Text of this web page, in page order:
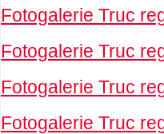
Fotogalerie Truc
Fotogalerie Truc
Fotogalerie Truc
Fotogalerie Truc